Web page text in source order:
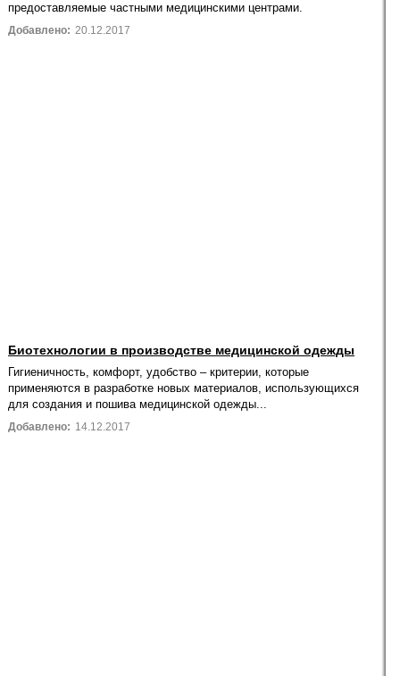
предоставляемые частными медицинскими центрами.
Добавлено: 20.12.2017
Биотехнологии в производстве медицинской одежды
Гигиеничность, комфорт, удобство – критерии, которые
применяются в разработке новых материалов, использующихся
для создания и пошива медицинской одежды...
Добавлено: 14.12.2017